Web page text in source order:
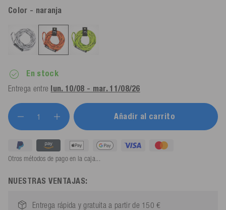
Color - naranja
En stock
Entrega entre lun. 10/08 - mar. 11/08/26
Añadir al carrito
Otros métodos de pago en la caja...
NUESTRAS VENTAJAS:
Entrega rápida y gratuita a partir de 150 €